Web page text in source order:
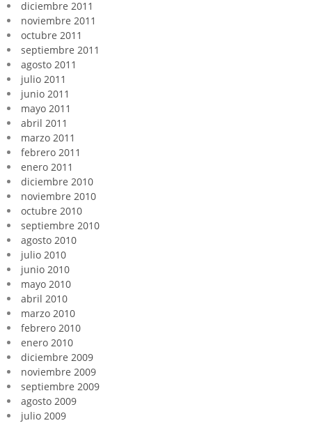
diciembre 2011
noviembre 2011
octubre 2011
septiembre 2011
agosto 2011
julio 2011
junio 2011
mayo 2011
abril 2011
marzo 2011
febrero 2011
enero 2011
diciembre 2010
noviembre 2010
octubre 2010
septiembre 2010
agosto 2010
julio 2010
junio 2010
mayo 2010
abril 2010
marzo 2010
febrero 2010
enero 2010
diciembre 2009
noviembre 2009
septiembre 2009
agosto 2009
julio 2009